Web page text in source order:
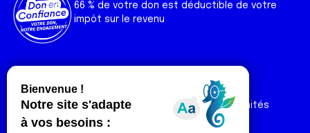
66 % de votre don est déductible de votre
impôt sur le revenu
Liens utiles
Nos actualités
Nos publications
Contact
Espace Ligue & comités
Espace chercheur